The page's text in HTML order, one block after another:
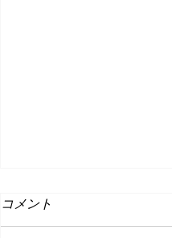
コメント